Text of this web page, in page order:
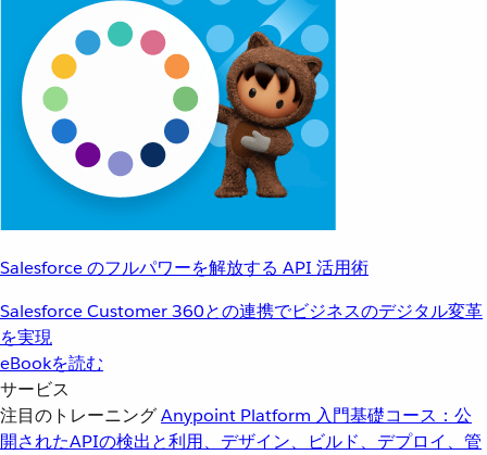
Salesforce のフルパワーを解放する API 活用術
Salesforce Customer 360との連携でビジネスのデジタル変革
を実現
eBookを読む
サービス
注目のトレーニングAnypoint Platform 入門基礎コース：公
開されたAPIの検出と利用、デザイン、ビルド、デプロイ、管